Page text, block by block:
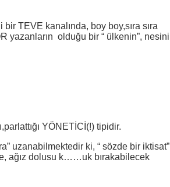
bir TEVE kanalında, boy boy,sıra sıra
yazanların olduğu bir “ ülkenin”, nesini
YÖNETİCİ(!) tipidir.
uzanabilmektedir ki, “ sözde bir iktisat”
ağız dolusu k……uk bırakabilecek